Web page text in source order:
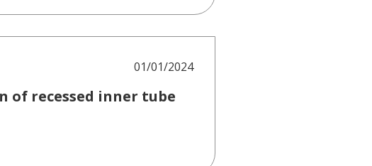
01/01/2024
of recessed inner tube